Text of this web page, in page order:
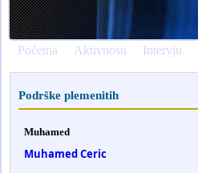
Početna Aktivnosti Intervju
Podrške plemenitih
Muhamed
Muhamed Ceric